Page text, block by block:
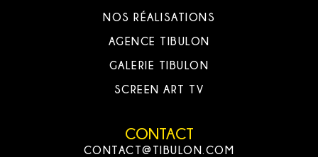
NOS RÉALISATIONS
AGENCE TIBULON
GALERIE TIBULON
SCREEN ART TV
CONTACT
CONTACT@TIBULON.COM